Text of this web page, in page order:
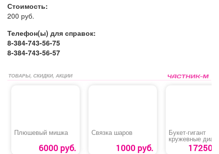
Стоимость:
200 руб.
Телефон(ы) для справок:
8-384-743-56-75
8-384-743-56-57
ТОВАРЫ, СКИДКИ, АКЦИИ
Плюшевый мишка
6000 руб.
Связка шаров
1000 руб.
Букет-гигант
кружевные
17250